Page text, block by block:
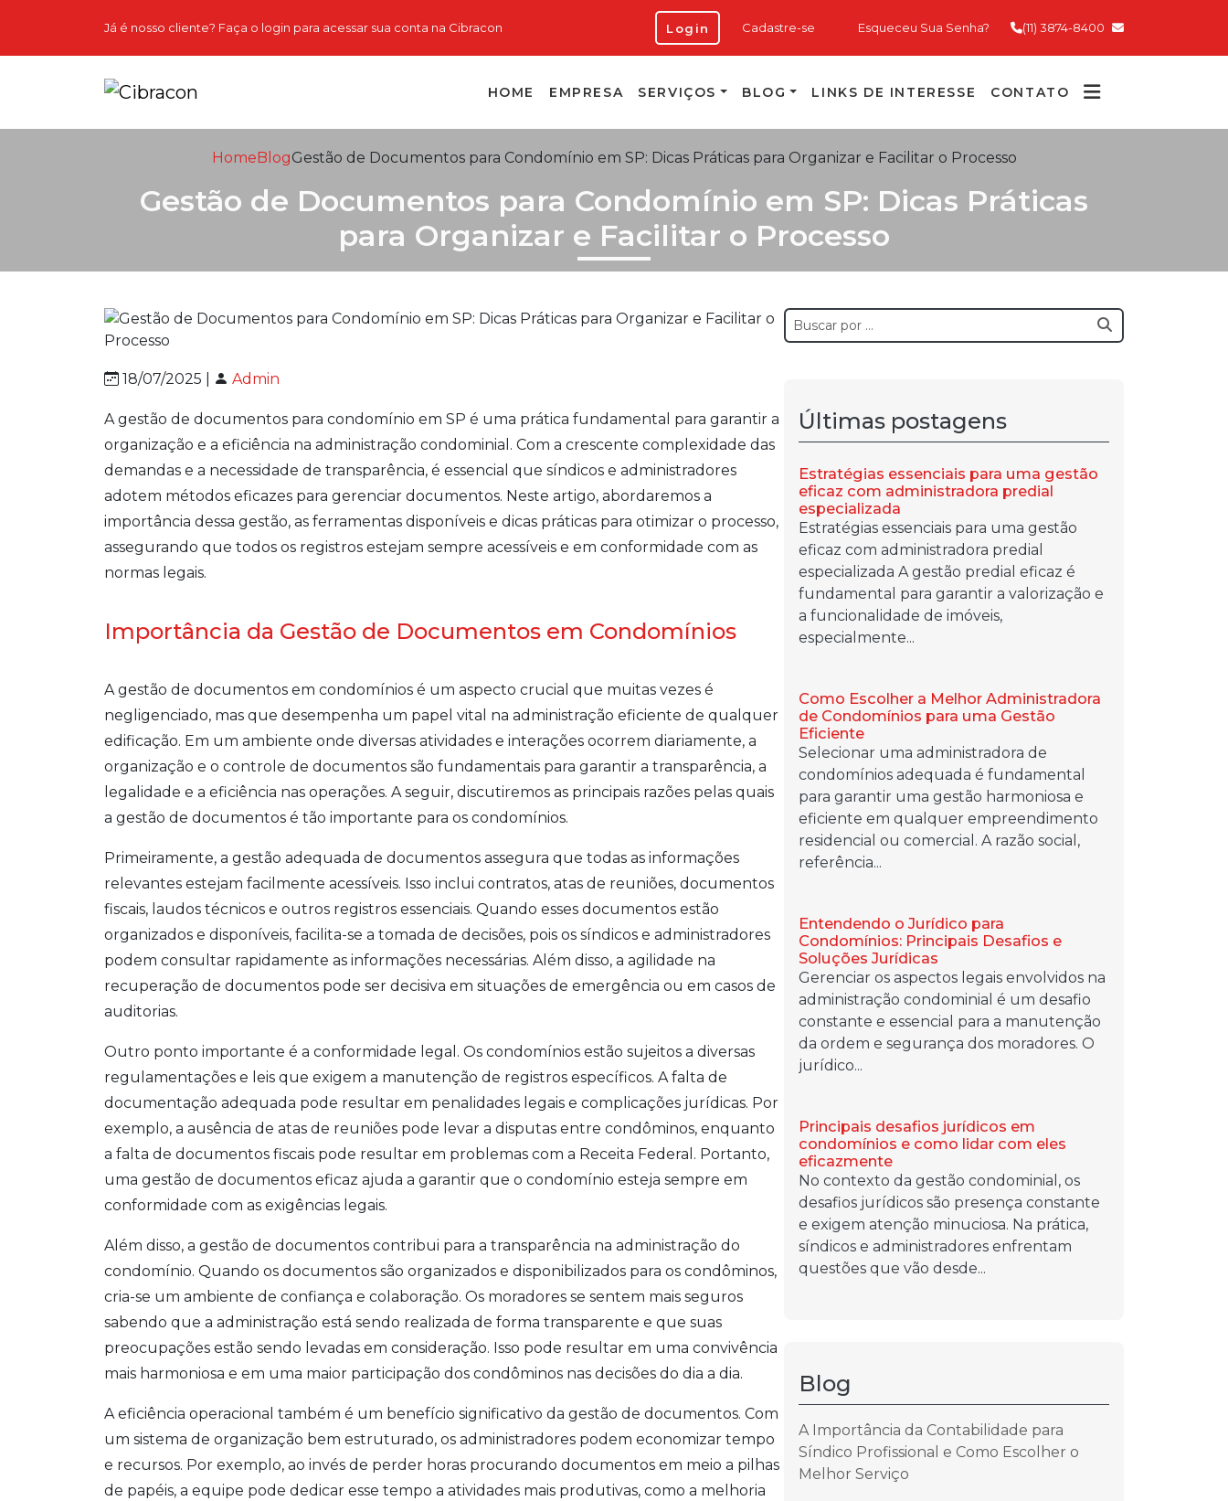
Já é nosso cliente? Faça o login para acessar sua conta na Cibracon Login Cadastre-se Esqueceu Sua Senha? (11) 3874-8400
HOME EMPRESA SERVIÇOS BLOG LINKS DE INTERESSE CONTATO
HomeBlogGestão de Documentos para Condomínio em SP: Dicas Práticas para Organizar e Facilitar o Processo
Gestão de Documentos para Condomínio em SP: Dicas Práticas
para Organizar e Facilitar o Processo
18/07/2025 | Admin
A gestão de documentos para condomínio em SP é uma prática fundamental para garantir a
organização e a eficiência na administração condominial. Com a crescente complexidade das
demandas e a necessidade de transparência, é essencial que síndicos e administradores
adotem métodos eficazes para gerenciar documentos. Neste artigo, abordaremos a
importância dessa gestão, as ferramentas disponíveis e dicas práticas para otimizar o processo,
assegurando que todos os registros estejam sempre acessíveis e em conformidade com as
normas legais.
Importância da Gestão de Documentos em Condomínios
A gestão de documentos em condomínios é um aspecto crucial que muitas vezes é
negligenciado, mas que desempenha um papel vital na administração eficiente de qualquer
edificação. Em um ambiente onde diversas atividades e interações ocorrem diariamente, a
organização e o controle de documentos são fundamentais para garantir a transparência, a
legalidade e a eficiência nas operações. A seguir, discutiremos as principais razões pelas quais
a gestão de documentos é tão importante para os condomínios.
Primeiramente, a gestão adequada de documentos assegura que todas as informações
relevantes estejam facilmente acessíveis. Isso inclui contratos, atas de reuniões, documentos
fiscais, laudos técnicos e outros registros essenciais. Quando esses documentos estão
organizados e disponíveis, facilita-se a tomada de decisões, pois os síndicos e administradores
podem consultar rapidamente as informações necessárias. Além disso, a agilidade na
recuperação de documentos pode ser decisiva em situações de emergência ou em casos de
auditorias.
Outro ponto importante é a conformidade legal. Os condomínios estão sujeitos a diversas
regulamentações e leis que exigem a manutenção de registros específicos. A falta de
documentação adequada pode resultar em penalidades legais e complicações jurídicas. Por
exemplo, a ausência de atas de reuniões pode levar a disputas entre condôminos, enquanto
a falta de documentos fiscais pode resultar em problemas com a Receita Federal. Portanto,
uma gestão de documentos eficaz ajuda a garantir que o condomínio esteja sempre em
conformidade com as exigências legais.
Além disso, a gestão de documentos contribui para a transparência na administração do
condomínio. Quando os documentos são organizados e disponibilizados para os condôminos,
cria-se um ambiente de confiança e colaboração. Os moradores se sentem mais seguros
sabendo que a administração está sendo realizada de forma transparente e que suas
preocupações estão sendo levadas em consideração. Isso pode resultar em uma convivência
mais harmoniosa e em uma maior participação dos condôminos nas decisões do dia a dia.
A eficiência operacional também é um benefício significativo da gestão de documentos. Com
um sistema de organização bem estruturado, os administradores podem economizar tempo
e recursos. Por exemplo, ao invés de perder horas procurando documentos em meio a pilhas
de papéis, a equipe pode dedicar esse tempo a atividades mais produtivas, como a melhoria
Últimas postagens
Estratégias essenciais para uma gestão
eficaz com administradora predial
especializada
Estratégias essenciais para uma gestão
eficaz com administradora predial
especializada A gestão predial eficaz é
fundamental para garantir a valorização e
a funcionalidade de imóveis,
especialmente...
Como Escolher a Melhor Administradora
de Condomínios para uma Gestão
Eficiente
Selecionar uma administradora de
condomínios adequada é fundamental
para garantir uma gestão harmoniosa e
eficiente em qualquer empreendimento
residencial ou comercial. A razão social,
referência...
Entendendo o Jurídico para
Condomínios: Principais Desafios e
Soluções Jurídicas
Gerenciar os aspectos legais envolvidos na
administração condominial é um desafio
constante e essencial para a manutenção
da ordem e segurança dos moradores. O
jurídico...
Principais desafios jurídicos em
condomínios e como lidar com eles
eficazmente
No contexto da gestão condominial, os
desafios jurídicos são presença constante
e exigem atenção minuciosa. Na prática,
síndicos e administradores enfrentam
questões que vão desde...
Blog
A Importância da Contabilidade para
Síndico Profissional e Como Escolher o
Melhor Serviço